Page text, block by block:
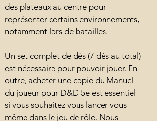
des plateaux au centre pour
représenter certains environnements,
notamment lors de batailles.
Un set complet de dés (7 dés au total)
est nécessaire pour pouvoir jouer. En
outre, acheter une copie du Manuel
du joueur pour D&D 5e est essentiel
si vous souhaitez vous lancer vous-
même dans le jeu de rôle. Nous